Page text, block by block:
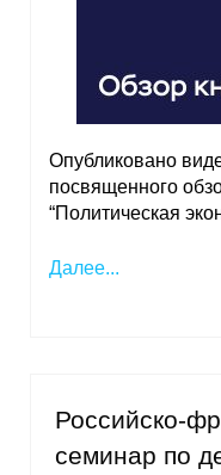
Опубликовано
посвященного
“Политическая
Далее...
Российско-
семинар по